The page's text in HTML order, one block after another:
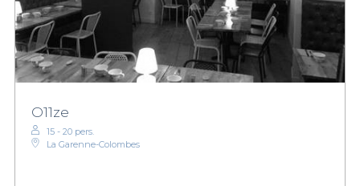
O11ze
15 - 20 pers.
La Garenne-Colombes